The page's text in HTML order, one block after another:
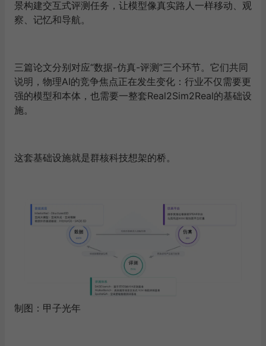
景构建交互式评测任务，让模型像真实路人一样移动、观
察、记忆和导航。
三篇论文分别对应“数据-仿真-评测”三个环节。它们共同
说明，物理AI的竞争焦点正在发生变化：行业不仅需要更
强的模型和本体，也需要一整套Real2Sim2Real的基础设
施。
这套基础设施就是群核科技想架的桥。
制图： 甲子光年